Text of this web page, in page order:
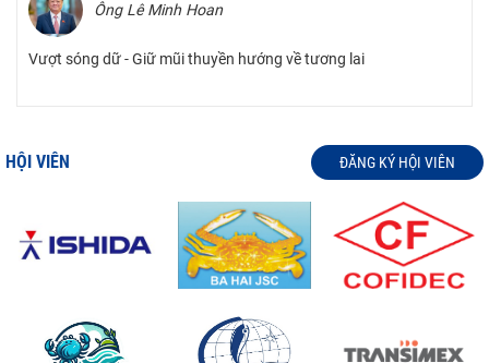
Ông Lê Minh Hoan
Vượt sóng dữ - Giữ mũi thuyền hướng về tương lai
HỘI VIÊN ĐĂNG KÝ HỘI VIÊN